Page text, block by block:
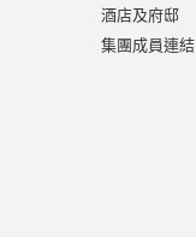
酒店及府邸
集團成員連結